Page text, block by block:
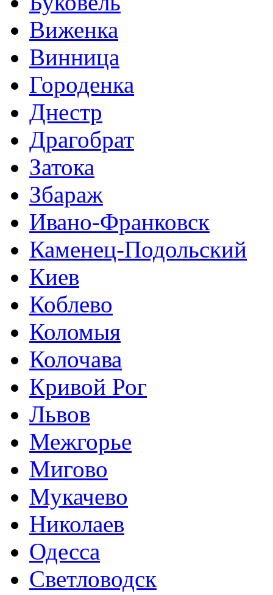
Виженка
Винница
Городенка
Днестр
Драгобрат
Затока
Збараж
Ивано-Франковск
Каменец-Подольский
Киев
Коблево
Коломыя
Колочава
Кривой Рог
Львов
Межгорье
Мигово
Мукачево
Николаев
Одесса
Светловодск